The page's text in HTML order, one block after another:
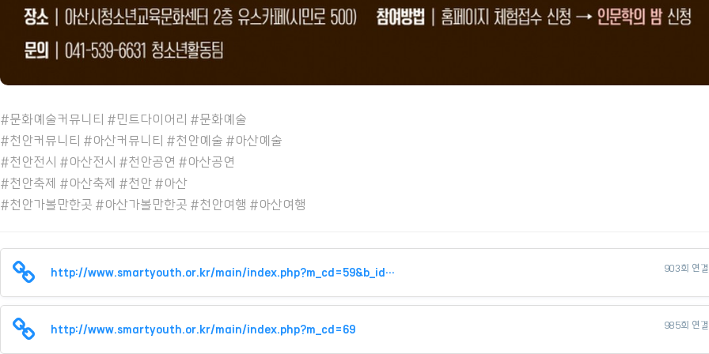
#문화예술커뮤니티 #민트다이어리 #문화예술
#천안커뮤니티 #아산커뮤니티 #천안예술 #아산예술
#천안전시 #아산전시 #천안공연 #아산공연
#천안축제 #아산축제 #천안 #아산
#천안가볼만한곳 #아산가볼만한곳 #천안여행 #아산여행
http://www.smartyouth.or.kr/main/index.php?m_cd=59&b_id=20250604179002… 903회 연결
http://www.smartyouth.or.kr/main/index.php?m_cd=69 985회 연결